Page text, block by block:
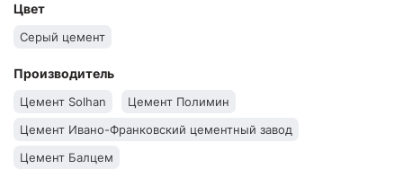
Цвет
Серый цемент
Производитель
Цемент Solhan
Цемент Полимин
Цемент Ивано-Франковский цементный завод
Цемент Балцем